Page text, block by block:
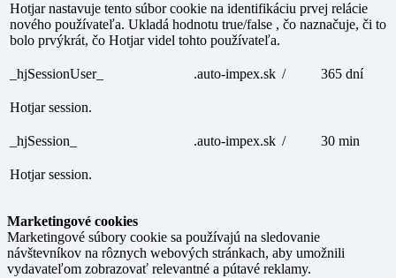
Hotjar nastavuje tento súbor cookie na identifikáciu prvej relácie
nového používateľa. Ukladá hodnotu true/false , čo naznačuje, či to
bolo prvýkrát, čo Hotjar videl tohto používateľa.
_hjSessionUser_ .auto-impex.sk / 365 dní
Hotjar session.
_hjSession_ .auto-impex.sk / 30 min
Hotjar session.
Marketingové cookies
Marketingové súbory cookie sa používajú na sledovanie
návštevníkov na rôznych webových stránkach, aby umožnili
vydavateľom zobrazovať relevantné a pútavé reklamy.